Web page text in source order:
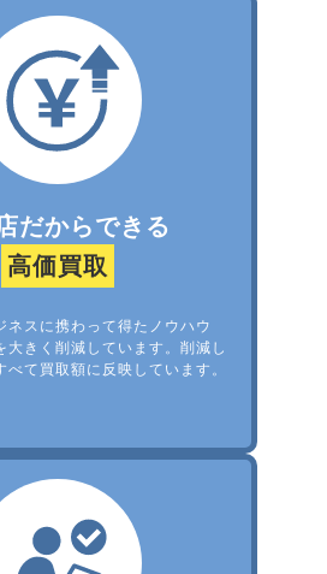
だからできる
高価買取
ネスに携わって得たノウハウ
大きく削減しています。削減し
べて買取額に反映しています。